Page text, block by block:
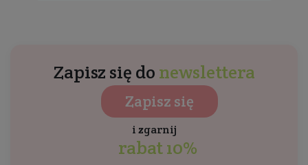
Zapisz się do newslettera
Zapisz się
i zgarnij
rabat 10%